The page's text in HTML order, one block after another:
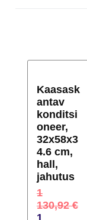
Kaasask
antav
konditsi
oneer,
32x58x3
4.6 cm,
hall,
jahutus
1
130,92€
1